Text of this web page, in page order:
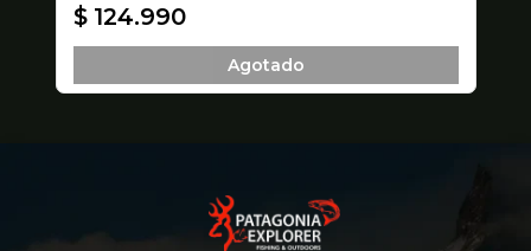
$ 124.990
Agotado